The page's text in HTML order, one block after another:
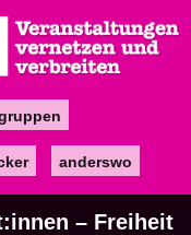
anderswo
– Freiheit